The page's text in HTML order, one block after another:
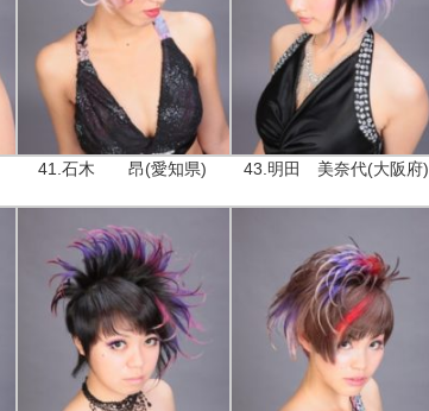
41.石木 昂(愛知県) 43.明田 美奈代(大阪府)